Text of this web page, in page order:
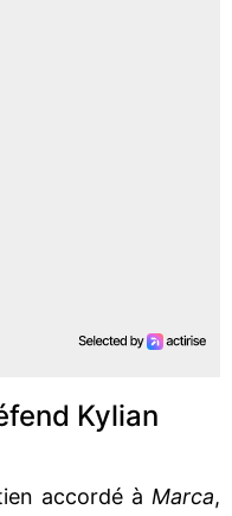
Kylian
accordé à Marca,